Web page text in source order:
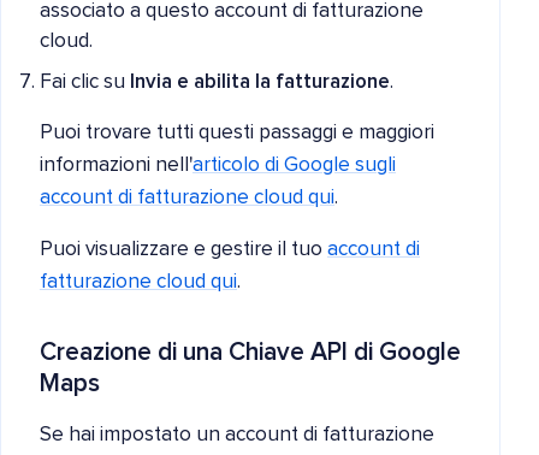
associato a questo account di fatturazione
cloud.
Fai clic su Invia e abilita la fatturazione.
Puoi trovare tutti questi passaggi e maggiori
informazioni nell'articolo di Google sugli
account di fatturazione cloud qui.
Puoi visualizzare e gestire il tuo account di
fatturazione cloud qui.
Creazione di una Chiave API di Google
Maps
Se hai impostato un account di fatturazione